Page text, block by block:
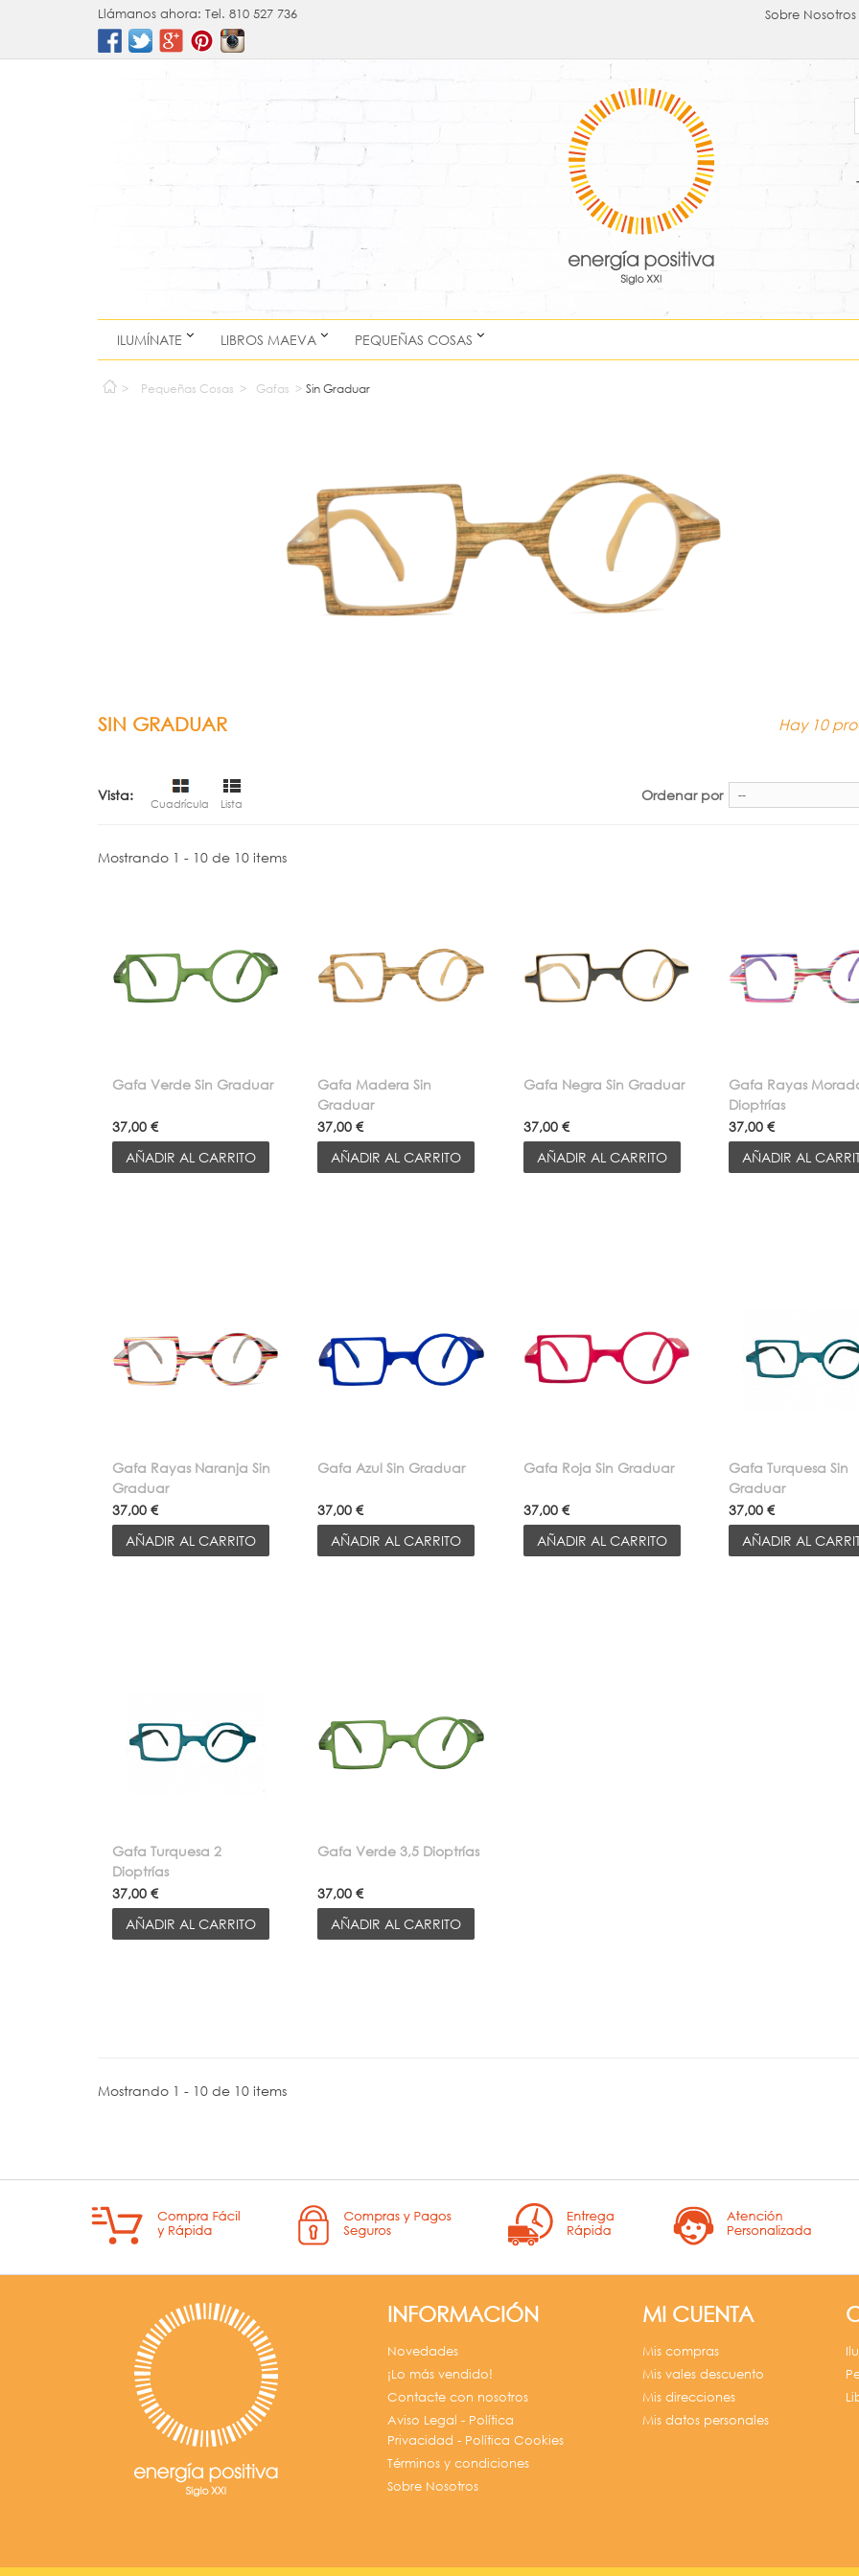
Sobre Nosotros
Llámanos ahora: Tel. 810 527 736
ILUMÍNATE LIBROS MAEVA PEQUEÑAS COSAS
> Pequeñas Cosas > Gafas > Sin Graduar
SIN GRADUAR Hay 10
Vista: Cuadrícula Lista Ordenar por --
Mostrando 1 - 10 de 10 items
Gafa Verde Sin Graduar
37,00 €
AÑADIR AL CARRITO
Gafa Madera Sin
Graduar
37,00 €
AÑADIR AL CARRITO
Gafa Negra Sin Graduar
37,00 €
AÑADIR AL CARRITO
Gafa Rayas
Dioptrías
37,00 €
AÑADIR AL
Gafa Rayas Naranja Sin
Graduar
37,00 €
AÑADIR AL CARRITO
Gafa Azul Sin Graduar
37,00 €
AÑADIR AL CARRITO
Gafa Roja Sin Graduar
37,00 €
AÑADIR AL CARRITO
Gafa Turquesa Sin
Graduar
37,00 €
AÑADIR AL
Gafa Turquesa 2
Dioptrías
37,00 €
AÑADIR AL CARRITO
Gafa Verde 3,5 Dioptrías
37,00 €
AÑADIR AL CARRITO
Mostrando 1 - 10 de 10 items
INFORMACIÓN
Novedades
¡Lo más vendido!
Contacte con nosotros
Aviso Legal - Política
Privacidad - Política Cookies
Términos y condiciones
Sobre Nosotros
MI CUENTA
Mis compras
Mis vales descuento
Mis direcciones
Mis datos personales